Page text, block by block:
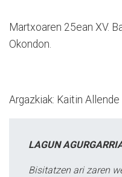
Martxoaren 25ean XV.
Okondon.
Argazkiak: Kaitin Allende
LAGUN
Bisitatzen ari zaren